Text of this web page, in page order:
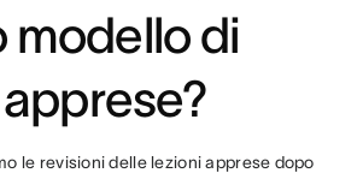
modello di
le revisioni delle lezioni apprese dopo